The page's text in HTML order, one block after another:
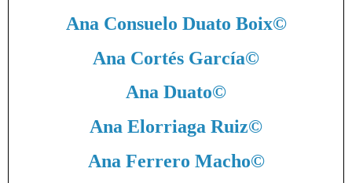
Ana Consuelo Duato Boix©
Ana Cortés García©
Ana Duato©
Ana Elorriaga Ruiz©
Ana Ferrero Macho©